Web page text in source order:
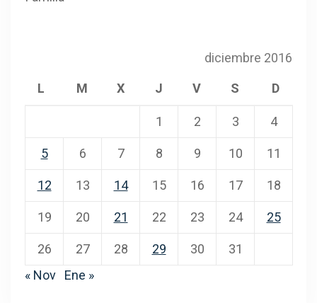
diciembre 2016
L M X J V S D
1 2 3 4
5 6 7 8 9 10 11
12 13 14 15 16 17 18
19 20 21 22 23 24 25
26 27 28 29 30
31
« Nov
Ene »